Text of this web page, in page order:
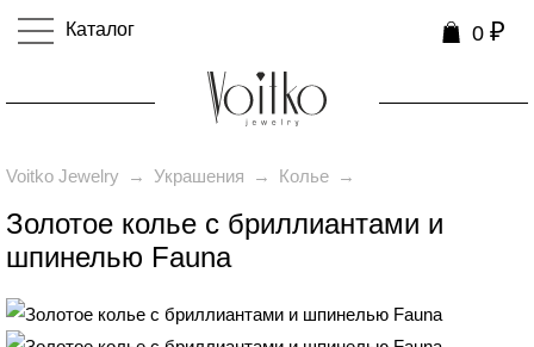
Каталог 0 ₽
Voitko Jewelry → Украшения → Колье →
Золотое колье с бриллиантами и
шпинелью Fauna